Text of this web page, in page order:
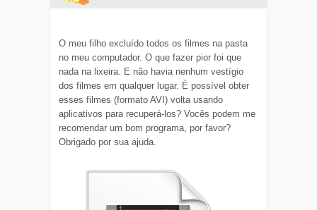
O meu filho excluído todos os filmes na pasta
no meu computador. O que fazer pior foi que
nada na lixeira. E não havia nenhum vestígio
dos filmes em qualquer lugar. É possível obter
esses filmes (formato AVI) volta usando
aplicativos para recuperá-los? Vocês podem me
recomendar um bom programa, por favor?
Obrigado por sua ajuda.